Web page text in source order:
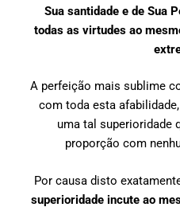
Sua santidade e de Sua
todas as virtudes ao
A perfeição mais sublime
com toda esta
uma tal superioridade
proporção com
Por causa disto
superioridade incute ao